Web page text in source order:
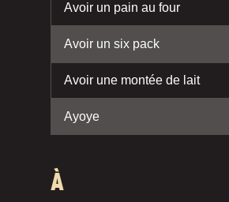
Avoir un pain au four
Avoir un six pack
Avoir une montée de lait
Ayoye
À